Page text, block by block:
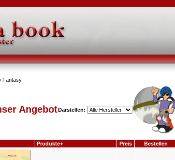
Fantasy
AngebotDarstellen:
Produkte+ Preis Bestellen